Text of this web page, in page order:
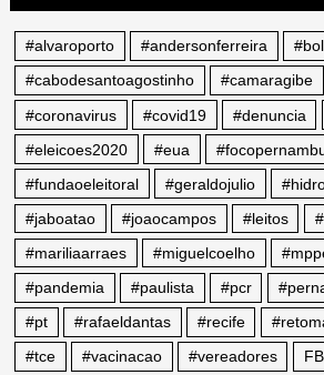
#alvaroporto #andersonferreira
#cabodesantoagostinho
#camaragibe
#coronavirus
#covid19 #denuncia
#eleicoes2020
#eua
#fundaoeleitoral
#geraldojulio
#jaboatao
#joaocampos #leitos
#mariliaarraes
#miguelcoelho
#pandemia
#paulista #pcr
#pt
#rafaeldantas #recife
#tce
#vacinacao #vereadores